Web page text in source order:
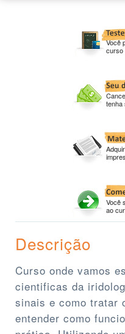
Você
curso
tenha
Você
ao
Descrição
Curso onde vamos
cientificas da
sinais e como tratar
entender como